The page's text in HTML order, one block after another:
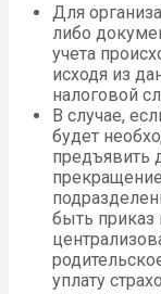
Для
либо
учета
исходя из
налоговой
В случае,
будет
предъявить
быть приказ
уплату